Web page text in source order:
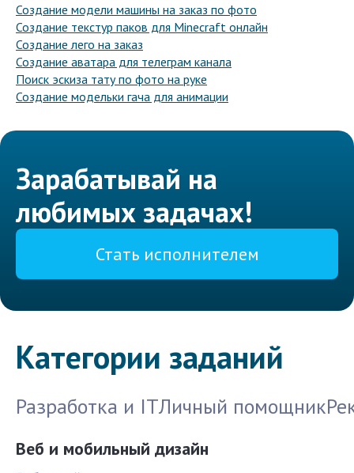
Создание модели машины на заказ по фото
Создание текстур паков для Minecraft онлайн
Создание лего на заказ
Создание аватара для телеграм канала
Поиск эскиза тату по фото на руке
Создание модельки гача для анимации
Зарабатывай на
любимых задачах!
Стать исполнителем
Категории заданий
Разработка и ITЛичный помощник
Веб и мобильный дизайн